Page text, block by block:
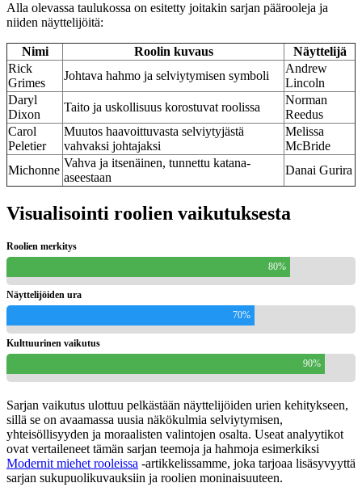
Alla olevassa taulukossa on esitetty joitakin sarjan päärooleja ja
niiden näyttelijöitä:
Nimi Roolin kuvaus
Näyttelijä
Rick
Grimes
Johtava hahmo ja selviytymisen symboli
Andrew
Lincoln
Daryl
Dixon
Taito ja uskollisuus korostuvat roolissa
Norman
Reedus
Carol
Peletier
Muutos haavoittuvasta selviytyjästä
vahvaksi johtajaksi
Melissa
McBride
Michonne
Vahva ja itsenäinen, tunnettu katana-
aseestaan
Danai Gurira
Visualisointi roolien vaikutuksesta
Roolien merkitys
80%
Näyttelijöiden ura
70%
Kulttuurinen vaikutus
90%
Sarjan vaikutus ulottuu pelkästään näyttelijöiden urien kehitykseen,
sillä se on avaamassa uusia näkökulmia selviytymisen,
yhteisöllisyyden ja moraalisten valintojen osalta. Useat analyytikot
ovat vertaileneet tämän sarjan teemoja ja hahmoja esimerkiksi
Modernit miehet rooleissa -artikkelissamme, joka tarjoaa lisäsyvyyttä
sarjan sukupuolikuvauksiin ja roolien moninaisuuteen.